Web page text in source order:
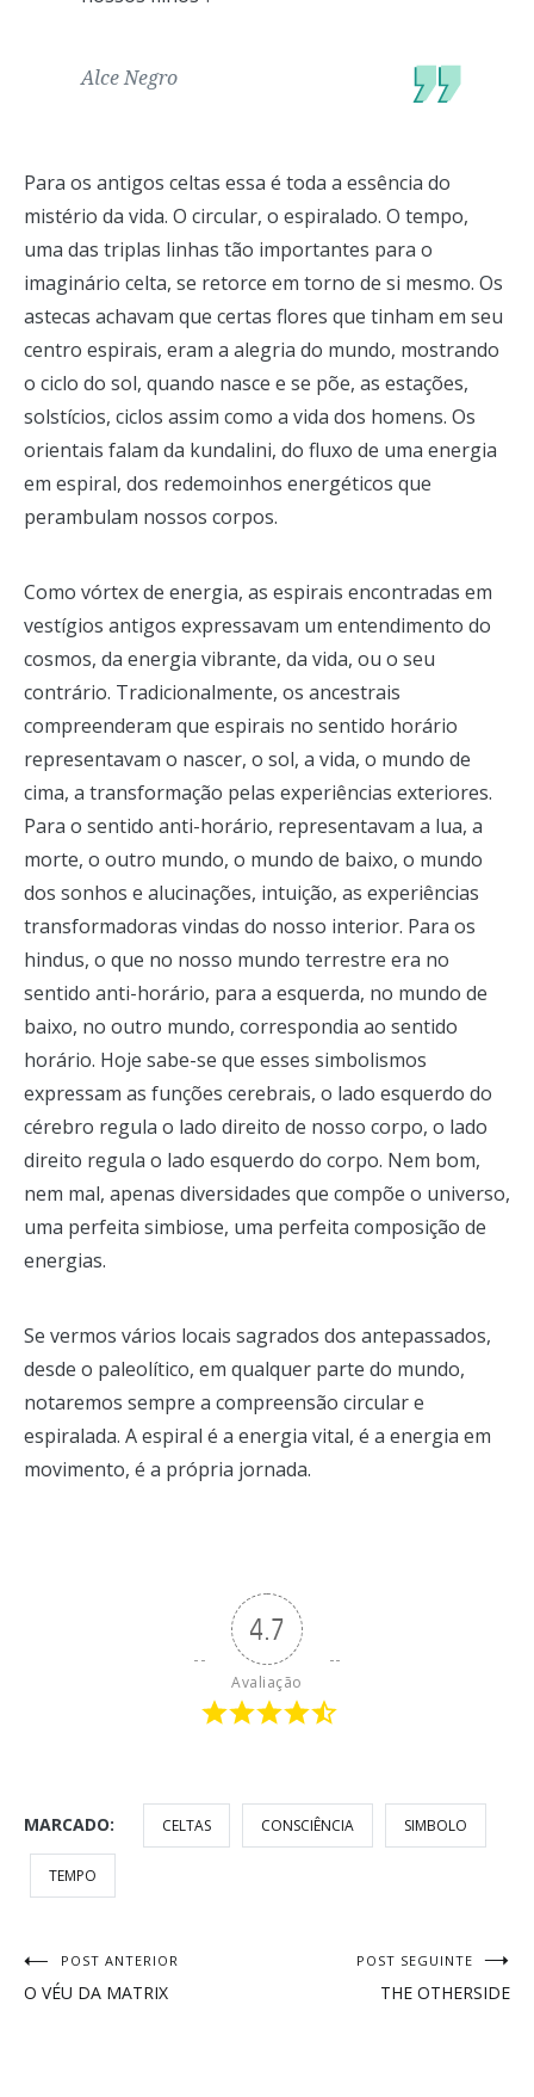
Alce Negro
Para os antigos celtas essa é toda a essência do
mistério da vida. O circular, o espiralado. O tempo,
uma das triplas linhas tão importantes para o
imaginário celta, se retorce em torno de si mesmo. Os
astecas achavam que certas flores que tinham em seu
centro espirais, eram a alegria do mundo, mostrando
o ciclo do sol, quando nasce e se põe, as estações,
solstícios, ciclos assim como a vida dos homens. Os
orientais falam da kundalini, do fluxo de uma energia
em espiral, dos redemoinhos energéticos que
perambulam nossos corpos.
Como vórtex de energia, as espirais encontradas em
vestígios antigos expressavam um entendimento do
cosmos, da energia vibrante, da vida, ou o seu
contrário. Tradicionalmente, os ancestrais
compreenderam que espirais no sentido horário
representavam o nascer, o sol, a vida, o mundo de
cima, a transformação pelas experiências exteriores.
Para o sentido anti-horário, representavam a lua, a
morte, o outro mundo, o mundo de baixo, o mundo
dos sonhos e alucinações, intuição, as experiências
transformadoras vindas do nosso interior. Para os
hindus, o que no nosso mundo terrestre era no
sentido anti-horário, para a esquerda, no mundo de
baixo, no outro mundo, correspondia ao sentido
horário. Hoje sabe-se que esses simbolismos
expressam as funções cerebrais, o lado esquerdo do
cérebro regula o lado direito de nosso corpo, o lado
direito regula o lado esquerdo do corpo. Nem bom,
nem mal, apenas diversidades que compõe o universo,
uma perfeita simbiose, uma perfeita composição de
energias.
Se vermos vários locais sagrados dos antepassados,
desde o paleolítico, em qualquer parte do mundo,
notaremos sempre a compreensão circular e
espiralada. A espiral é a energia vital, é a energia em
movimento, é a própria jornada.
4.7
Avaliação
MARCADO: CELTAS CONSCIÊNCIA SIMBOLO
TEMPO
Navegação
de
POST ANTERIOR
O VÉU DA MATRIX
POST SEGUINTE
THE OTHERSIDE